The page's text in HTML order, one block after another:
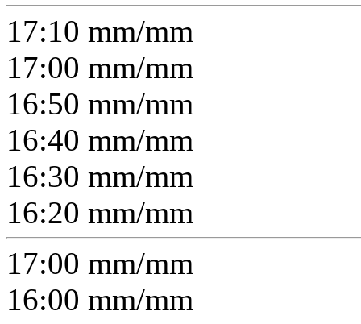
17:10 mm/mm
17:00 mm/mm
16:50 mm/mm
16:40 mm/mm
16:30 mm/mm
16:20 mm/mm
17:00 mm/mm
16:00 mm/mm